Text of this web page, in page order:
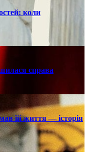
коли
справа
їй життя — історія